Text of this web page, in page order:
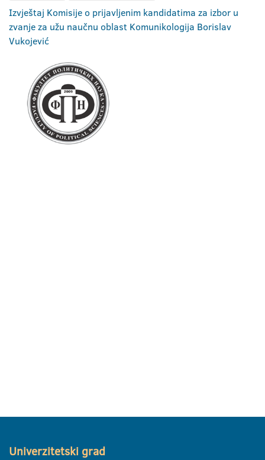
Izvještaj Komisije o prijavljenim kandidatima za izbor u
zvanje za užu naučnu oblast Komunikologija Borislav
Vukojević
Univerzitetski grad